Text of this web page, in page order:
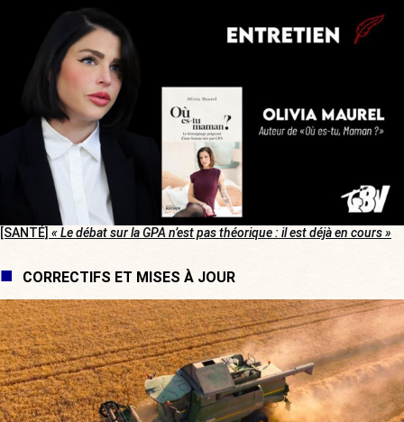
[SANTÉ] « Le débat sur la GPA n’est pas théorique : il est déjà en cours »
CORRECTIFS ET MISES À JOUR